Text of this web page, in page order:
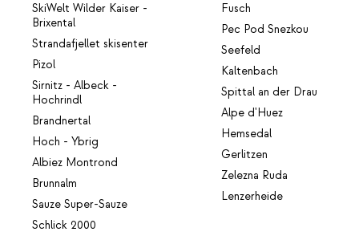
SkiWelt Wilder Kaiser -
Brixental
Strandafjellet skisenter
Pizol
Sirnitz - Albeck -
Hochrindl
Brandnertal
Hoch - Ybrig
Albiez Montrond
Brunnalm
Sauze Super-Sauze
Schlick 2000
Fusch
Pec Pod Snezkou
Seefeld
Kaltenbach
Spittal an der Drau
Alpe d'Huez
Hemsedal
Gerlitzen
Zelezna Ruda
Lenzerheide